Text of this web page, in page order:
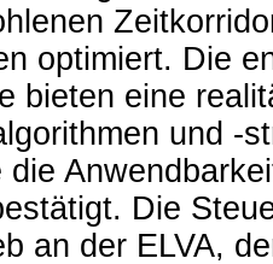
optimiert. Die
bieten eine
und -
die
Die
an der ELVA,